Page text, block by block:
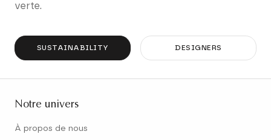
verte.
SUSTAINABILITY DESIGNERS
Notre univers
À propos de nous